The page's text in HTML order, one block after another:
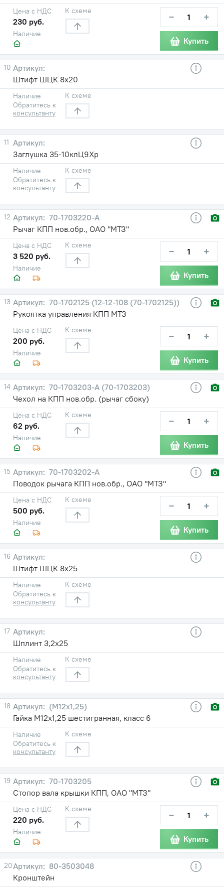
Наличие
Цена с НДС
230 руб.
К схеме − +
Купить
10
Штифт ШЦК 8х20
Наличие
Обратитесь к
консультанту
К схеме
11
Заглушка 35-10клЦ9Хр
Наличие
Обратитесь к
консультанту
К схеме
12
70-1703220-А
Рычаг КПП нов.обр., ОАО "МТЗ"
Наличие
Цена с НДС
3 520 руб.
К схеме − +
Купить
13
70-1702125 (12-12-108 (70-1702125))
Рукоятка управления КПП МТЗ
Наличие
Цена с НДС
200 руб.
К схеме − +
Купить
14
70-1703203-А (70-1703203)
Чехол на КПП нов.обр. (рычаг сбоку)
Наличие
Цена с НДС
62 руб.
К схеме − +
Купить
15
70-1703202-А
Поводок рычага КПП нов.обр., ОАО "МТЗ"
Наличие
Цена с НДС
500 руб.
К схеме − +
Купить
16
Штифт ШЦК 8х25
Наличие
Обратитесь к
консультанту
К схеме
17
Шплинт 3,2х25
Наличие
Обратитесь к
консультанту
К схеме
18
(М12х1,25)
Гайка М12х1,25 шестигранная, класс 6
Наличие
Обратитесь к
консультанту
К схеме
19
70-1703205
Стопор вала крышки КПП, ОАО "МТЗ"
Наличие
Цена с НДС
220 руб.
К схеме − +
Купить
20
80-3503048
Кронштейн